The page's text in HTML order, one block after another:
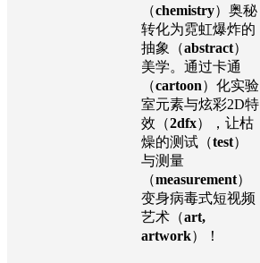
（chemistry）奥秘
转化为霓虹爆炸的
抽象（abstract）
美学。通过卡通
（cartoon）化实验
室元素与炫彩2D特
效（2dfx），让枯
燥的测试（test）
与测量
（measurement）
变身病毒式短视频
艺术（art,
artwork）！